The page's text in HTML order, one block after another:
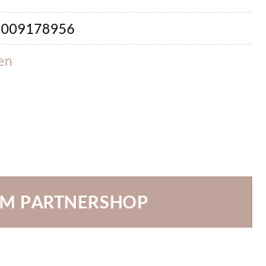
PARTNERSHOP